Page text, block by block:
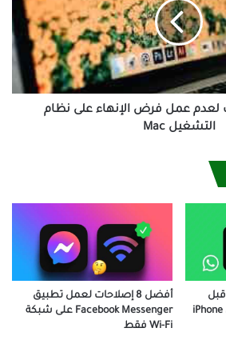
لعدم عمل فرض الإنهاء على نظام
التشغيل Mac
قبل
إرسالها في WhatsApp على iPhone
أفضل 8 إصلاحات لعمل تطبيق
Facebook Messenger على شبكة
Wi-Fi فقط